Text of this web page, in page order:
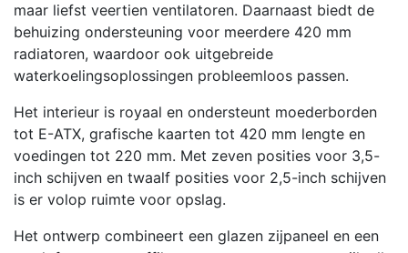
maar liefst veertien ventilatoren. Daarnaast biedt de
behuizing ondersteuning voor meerdere 420 mm
radiatoren, waardoor ook uitgebreide
waterkoelingsoplossingen probleemloos passen.
Het interieur is royaal en ondersteunt moederborden
tot E-ATX, grafische kaarten tot 420 mm lengte en
voedingen tot 220 mm. Met zeven posities voor 3,5-
inch schijven en twaalf posities voor 2,5-inch schijven
is er volop ruimte voor opslag.
Het ontwerp combineert een glazen zijpaneel en een